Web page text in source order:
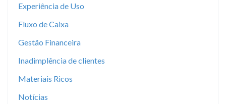
Experiência de Uso
Fluxo de Caixa
Gestão Financeira
Inadimplência de clientes
Materiais Ricos
Notícias